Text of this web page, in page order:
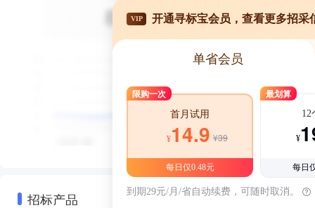
招标产品
VIP 开通寻标宝会员，查看更多招采
单省会员
限购一次
首月试用
¥14.9 ¥39
每日仅0.48元
最划算
12
¥
每日
到期29元/月/省自动续费，可随时取消。